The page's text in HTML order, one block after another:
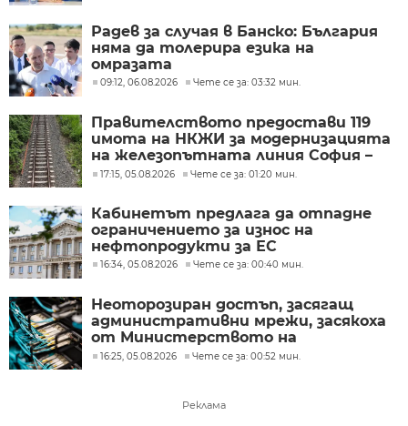
Радев за случая в Банско: България
няма да толерира езика на
омразата
09:12, 06.08.2026 Чете се за: 03:32 мин.
Правителството предостави 119
имота на НКЖИ за модернизацията
на железопътната линия София –
Пловдив
17:15, 05.08.2026 Чете се за: 01:20 мин.
Кабинетът предлага да отпадне
ограничението за износ на
нефтопродукти за ЕС
16:34, 05.08.2026 Чете се за: 00:40 мин.
Неоторозиран достъп, засягащ
административни мрежи, засякоха
от Министерството на
иновациите
16:25, 05.08.2026 Чете се за: 00:52 мин.
Реклама